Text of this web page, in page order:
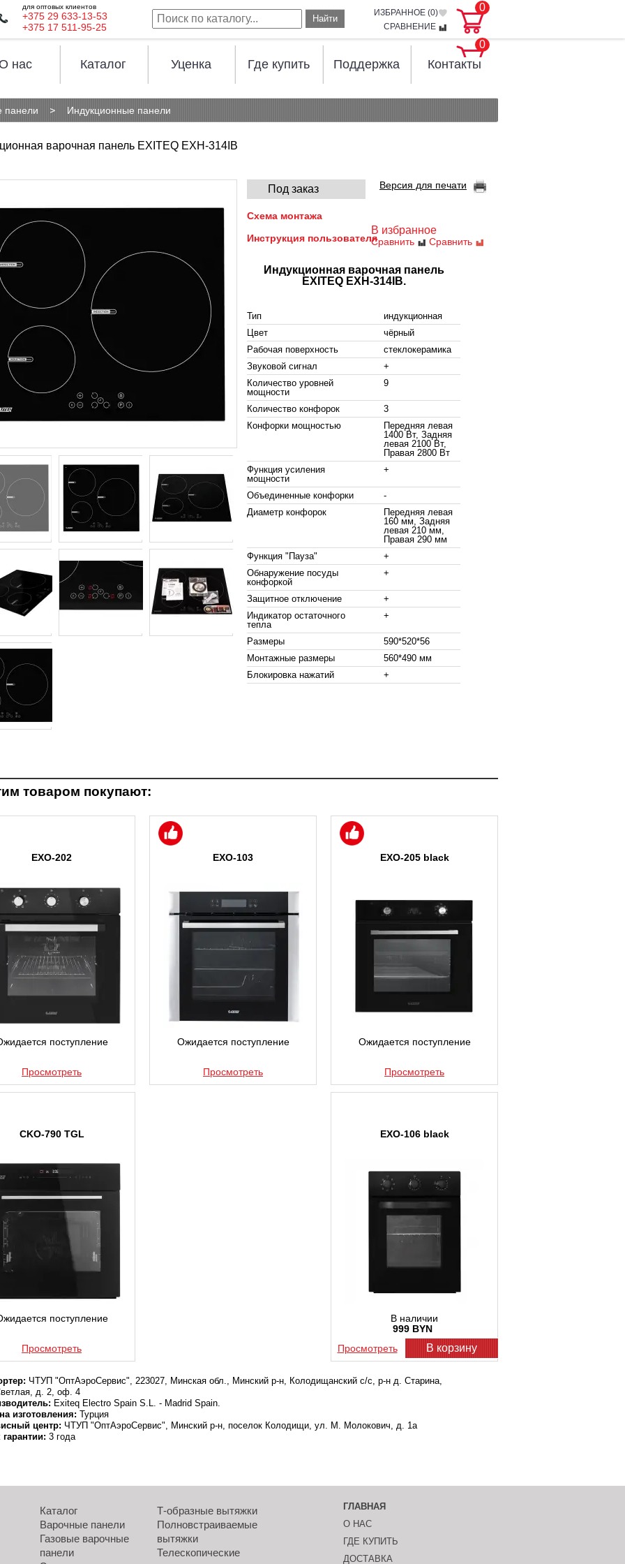
для оптовых клиентов
+375 29 633-13-53
+375 17 511-95-25
Найти
ИЗБРАННОЕ (0)
СРАВНЕНИЕ
0
0
нас Каталог Уценка Где купить Поддержка Контакты
панели Индукционные панели
варочная панель EXITEQ EXH-314IB
В избранное
Сравнить Сравнить
Под заказ Версия для печати
Схема монтажа
Инструкция пользователя
Индукционная варочная панель
EXITEQ EXH-314IB.
Тип
индукционная
Цвет
чёрный
Рабочая поверхность
стеклокерамика
Звуковой сигнал
+
Количество уровней
мощности
9
Количество конфорок
3
Конфорки мощностью
Передняя левая
1400 Вт, Задняя
левая 2100 Вт,
Правая 2800 Вт
Функция усиления
мощности
+
Объединенные конфорки
-
Диаметр конфорок
Передняя левая
160 мм, Задняя
левая 210 мм,
Правая 290 мм
Функция "Пауза"
+
Обнаружение посуды
конфоркой
+
Защитное отключение
+
Индикатор остаточного
тепла
+
Размеры
590*520*56
Монтажные размеры
560*490 мм
Блокировка нажатий
+
товаром покупают:
EXO-202
поступление
Просмотреть
EXO-103
Ожидается поступление
Просмотреть
EXO-205 black
Ожидается поступление
Просмотреть
CKO-790 TGL
поступление
Просмотреть
EXO-106 black
В наличии
999 BYN
Просмотреть
В корзину
ЧТУП "ОптАэроСервис", 223027, Минская обл., Минский р-н, Колодищанский с/с, р-н д. Старина,
д. 2, оф. 4
Exiteq Electro Spain S.L. - Madrid Spain.
изготовления: Турция
центр: ЧТУП "ОптАэроСервис", Минский р-н, поселок Колодищи, ул. М. Молокович, д. 1а
3 года
Каталог
Варочные панели
Газовые варочные
панели
Т-образные вытяжки
Полновстраиваемые
вытяжки
Телескопические
ГЛАВНАЯ
О НАС
ГДЕ КУПИТЬ
ДОСТАВКА